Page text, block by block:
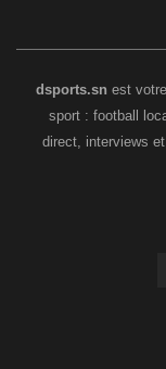
dsports.sn est
sport : football
direct, interviews